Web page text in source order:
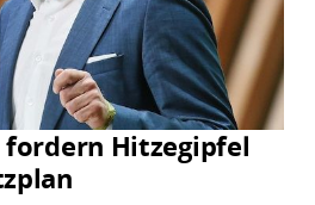
fordern Hitzegipfel